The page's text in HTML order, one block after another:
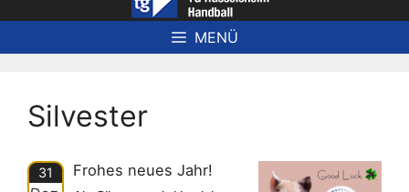
MENÜ
Silvester
31 Frohes neues Jahr!